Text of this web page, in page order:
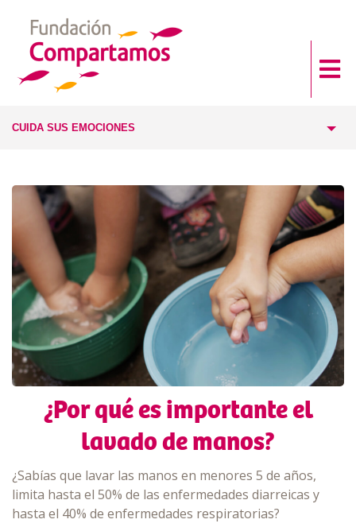
¿Por qué es importante el
lavado de manos?
¿Sabías que lavar las manos en menores 5 de años,
limita hasta el 50% de las enfermedades diarreicas y
hasta el 40% de enfermedades respiratorias?